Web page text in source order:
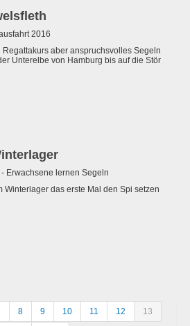
2016
Regattakurs aber anspruchsvolles Segeln
Unterelbe von Hamburg bis auf die Stör
- Erwachsene lernen Segeln
Winterlager das erste Mal den Spi setzen
8 9 10 11 12 13